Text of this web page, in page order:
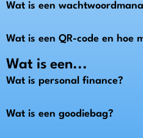
Wat is een
Wat is een QR-code en hoe
Wat is een...
Wat is personal finance?
Wat is een goodiebag?